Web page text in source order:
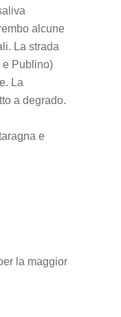
alcune
La strada
e Publino)
La
a degrado.
e
la maggior